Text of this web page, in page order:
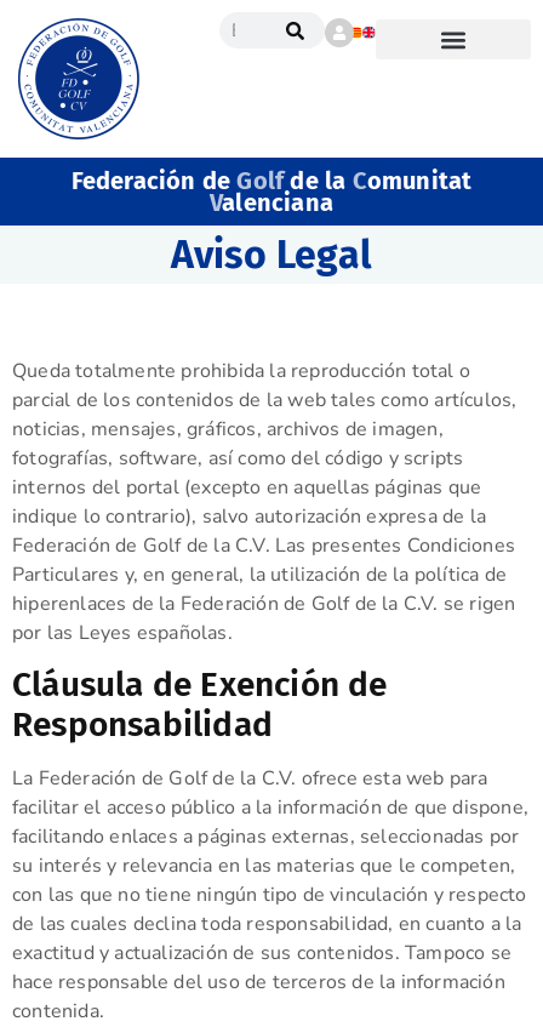
Federación deGolfde la Comunitat
Valenciana
Aviso Legal
Queda totalmente prohibida la reproducción total o
parcial de los contenidos de la web tales como artículos,
noticias, mensajes, gráficos, archivos de imagen,
fotografías, software, así como del código y scripts
internos del portal (excepto en aquellas páginas que
indique lo contrario), salvo autorización expresa de la
Federación de Golf de la C.V. Las presentes Condiciones
Particulares y, en general, la utilización de la política de
hiperenlaces de la Federación de Golf de la C.V. se rigen
por las Leyes españolas.
Cláusula de Exención de
Responsabilidad
La Federación de Golf de la C.V. ofrece esta web para
facilitar el acceso público a la información de que dispone,
facilitando enlaces a páginas externas, seleccionadas por
su interés y relevancia en las materias que le competen,
con las que no tiene ningún tipo de vinculación y respecto
de las cuales declina toda responsabilidad, en cuanto a la
exactitud y actualización de sus contenidos. Tampoco se
hace responsable del uso de terceros de la información
contenida.